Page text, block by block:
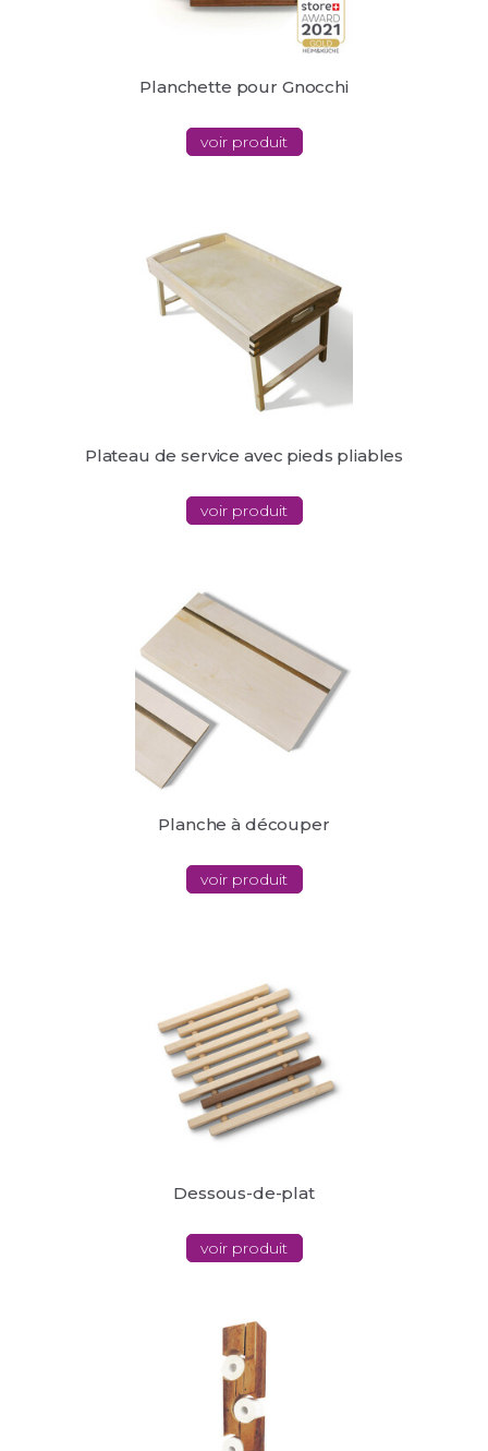
Planchette pour Gnocchi
voir produit
Plateau de service avec pieds pliables
voir produit
Planche à découper
voir produit
Dessous-de-plat
voir produit